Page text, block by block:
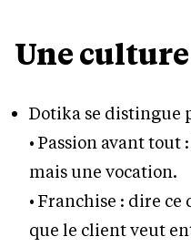
Une
Dotika se distingue
• Passion avant tout
mais une vocation.
• Franchise : dire ce
que le client veut